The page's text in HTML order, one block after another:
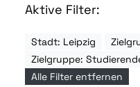
Aktive Filter:
Stadt: Leipzig
Zielgruppe:
Alle Filter entfernen